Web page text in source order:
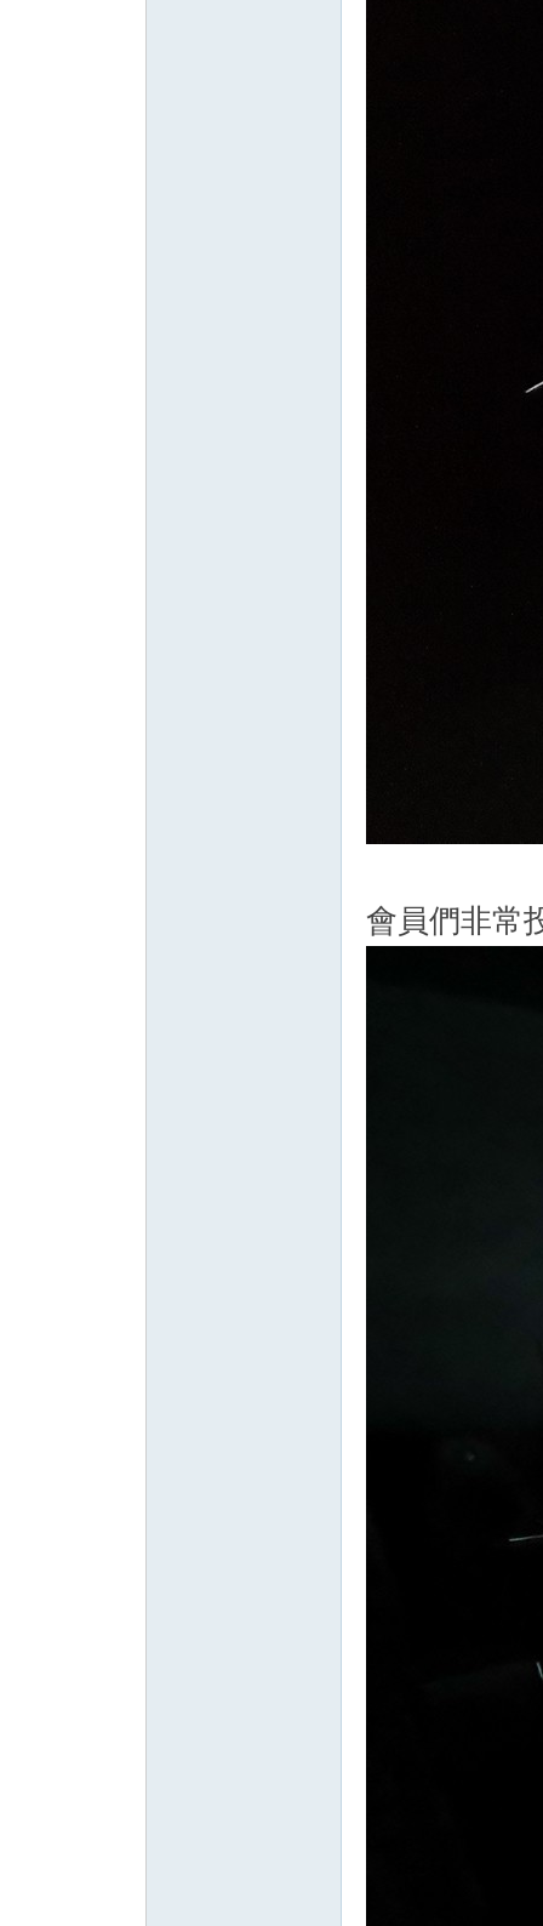
會員們非常